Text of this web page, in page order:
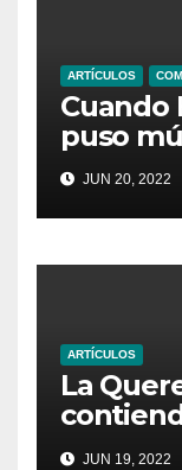
ARTÍCULOS
Cuando
puso
JUN 20, 2022
ARTÍCULOS
La
la ópera
JUN 19, 2022